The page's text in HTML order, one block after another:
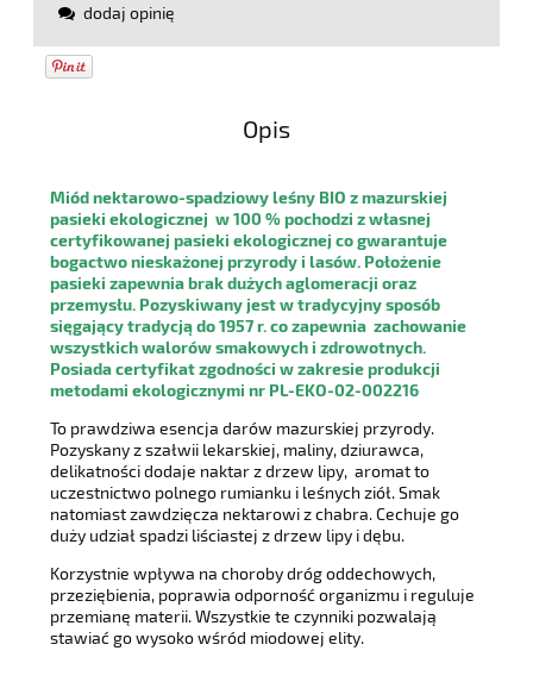
dodaj opinię
Opis
Miód nektarowo-spadziowy leśny BIO z mazurskiej
pasieki ekologicznej w 100 % pochodzi z własnej
certyfikowanej pasieki ekologicznej co gwarantuje
bogactwo nieskażonej przyrody i lasów. Położenie
pasieki zapewnia brak dużych aglomeracji oraz
przemysłu. Pozyskiwany jest w tradycyjny sposób
sięgający tradycją do 1957 r. co zapewnia zachowanie
wszystkich walorów smakowych i zdrowotnych.
Posiada certyfikat zgodności w zakresie produkcji
metodami ekologicznymi nr PL-EKO-02-002216
To prawdziwa esencja darów mazurskiej przyrody.
Pozyskany z szałwii lekarskiej, maliny, dziurawca,
delikatności dodaje naktar z drzew lipy, aromat to
uczestnictwo polnego rumianku i leśnych ziół. Smak
natomiast zawdzięcza nektarowi z chabra. Cechuje go
duży udział spadzi liściastej z drzew lipy i dębu.
Korzystnie wpływa na choroby dróg oddechowych,
przeziębienia, poprawia odporność organizmu i reguluje
przemianę materii. Wszystkie te czynniki pozwalają
stawiać go wysoko wśród miodowej elity.